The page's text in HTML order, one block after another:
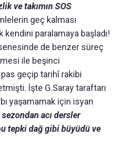
ve takımın SOS
geç kalması
kendini paralamaya başladı!
de benzer süreç
ile beşinci
geçip tarihî rakibi
İşte G.Saray taraftarı
yaşamamak için isyan
sezondan acı dersler
tepki dağ gibi büyüdü ve